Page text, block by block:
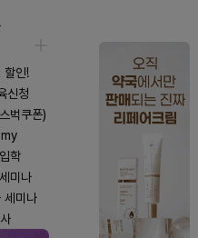
할인!
신청
벅쿠폰)
학
미나
세미나